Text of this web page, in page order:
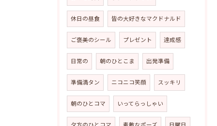
休日の昼食 皆の大好きなマクドナルド
ご褒美のシール プレゼント 達成感
日常の 朝のひとこま 出発準備
準備満タン ニコニコ笑顔 スッキリ
朝のひとコマ いってらっしゃい